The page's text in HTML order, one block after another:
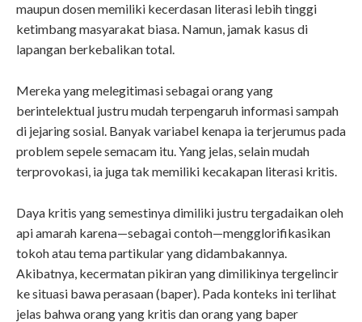
maupun dosen memiliki kecerdasan literasi lebih tinggi
ketimbang masyarakat biasa. Namun, jamak kasus di
lapangan berkebalikan total.
Mereka yang melegitimasi sebagai orang yang
berintelektual justru mudah terpengaruh informasi sampah
di jejaring sosial. Banyak variabel kenapa ia terjerumus pada
problem sepele semacam itu. Yang jelas, selain mudah
terprovokasi, ia juga tak memiliki kecakapan literasi kritis.
Daya kritis yang semestinya dimiliki justru tergadaikan oleh
api amarah karena—sebagai contoh—mengglorifikasikan
tokoh atau tema partikular yang didambakannya.
Akibatnya, kecermatan pikiran yang dimilikinya tergelincir
ke situasi bawa perasaan (baper). Pada konteks ini terlihat
jelas bahwa orang yang kritis dan orang yang baper